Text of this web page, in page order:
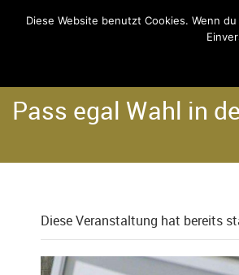
Pass egal Wahl in
Diese Veranstaltung hat bereits
Diese Website benutzt Cookies. Wenn